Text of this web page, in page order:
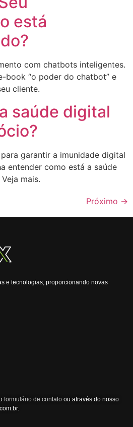
está
com chatbots inteligentes.
book “o poder do chatbot” e
cliente.‌
saúde digital
garantir a imunidade digital
entender como está a saúde
mais.
Próximo →
e tecnologias, proporcionando novas
formulário de contato ou através do nosso